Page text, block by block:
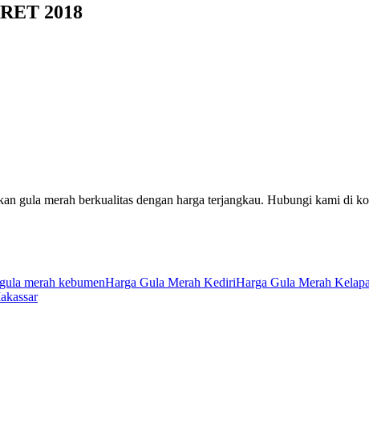
2018
gula merah berkualitas dengan harga terjangkau. Hubungi kami di
merah kebumenHarga Gula Merah KediriHarga Gula Merah Kelapa